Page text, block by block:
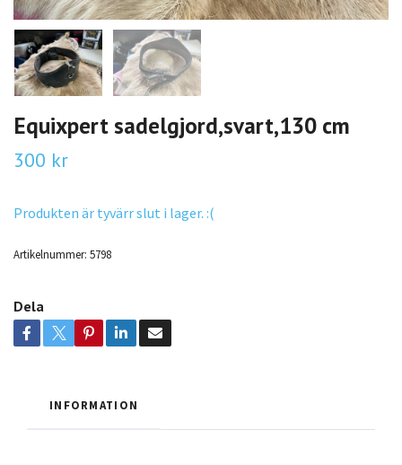
Equixpert sadelgjord,svart,130 cm
300 kr
Produkten är tyvärr slut i lager. :(
Artikelnummer: 5798
Dela
INFORMATION